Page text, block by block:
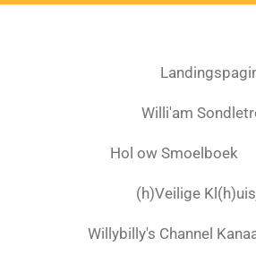
Willi'am
Hol ow Smoelboek
(h)Veilige
Willybilly's Channel